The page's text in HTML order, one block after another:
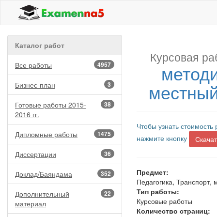
Каталог работ
4957
Все работы
3
Бизнес-план
38
Готовые работы 2015-
2016 гг.
1475
Дипломные работы
36
Диссертации
352
Доклад/Баяндама
22
Дополнительный
материал
Курсовая
Чтобы узнать
нажмите кнопку
Предмет:
Педагогика,
Тип работы:
Курсовые работы
Количество страниц: